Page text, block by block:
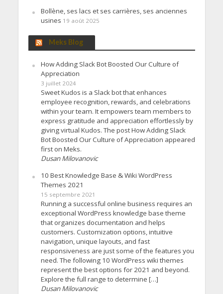
Bollène, ses lacs et ses carrières, ses anciennes
usines 19 août 2025
Meks Blog
How Adding Slack Bot Boosted Our Culture of
Appreciation
3 juillet 2024
Sweet Kudos is a Slack bot that enhances
employee recognition, rewards, and celebrations
within your team. It empowers team members to
express gratitude and appreciation effortlessly by
giving virtual Kudos. The post How Adding Slack
Bot Boosted Our Culture of Appreciation appeared
first on Meks.
Dusan Milovanovic
10 Best Knowledge Base & Wiki WordPress
Themes 2021
15 septembre 2021
Running a successful online business requires an
exceptional WordPress knowledge base theme
that organizes documentation and helps
customers. Customization options, intuitive
navigation, unique layouts, and fast
responsiveness are just some of the features you
need. The following 10 WordPress wiki themes
represent the best options for 2021 and beyond.
Explore the full range to determine […]
Dusan Milovanovic